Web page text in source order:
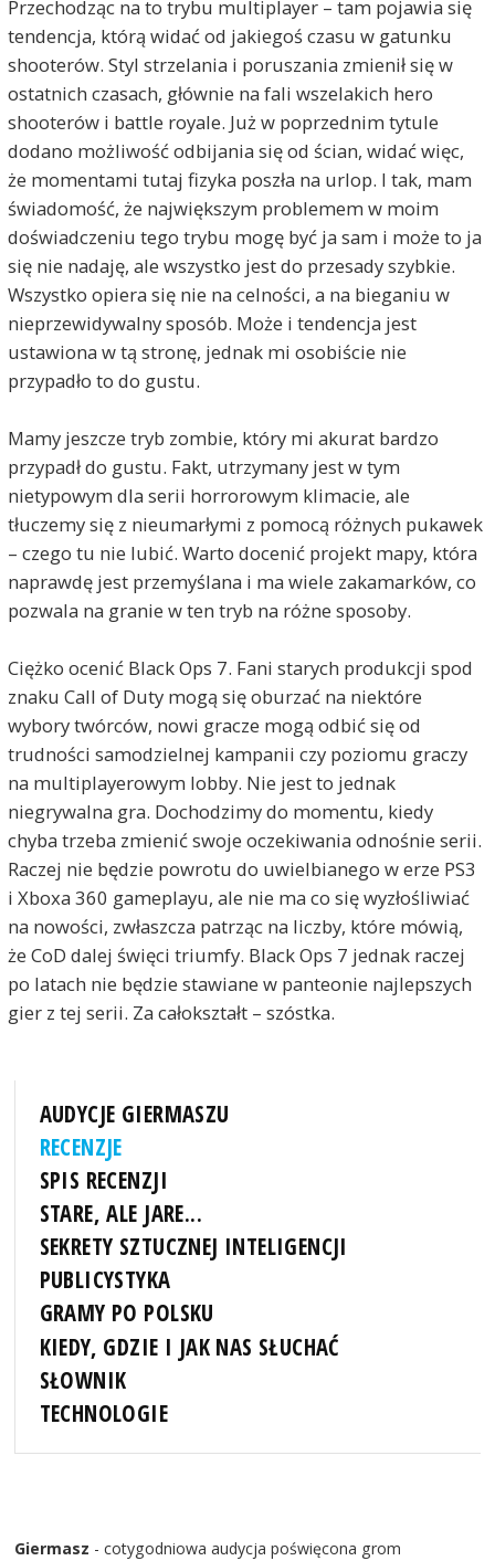
Przechodząc na to trybu multiplayer – tam pojawia się
tendencja, którą widać od jakiegoś czasu w gatunku
shooterów. Styl strzelania i poruszania zmienił się w
ostatnich czasach, głównie na fali wszelakich hero
shooterów i battle royale. Już w poprzednim tytule
dodano możliwość odbijania się od ścian, widać więc,
że momentami tutaj fizyka poszła na urlop. I tak, mam
świadomość, że największym problemem w moim
doświadczeniu tego trybu mogę być ja sam i może to ja
się nie nadaję, ale wszystko jest do przesady szybkie.
Wszystko opiera się nie na celności, a na bieganiu w
nieprzewidywalny sposób. Może i tendencja jest
ustawiona w tą stronę, jednak mi osobiście nie
przypadło to do gustu.
Mamy jeszcze tryb zombie, który mi akurat bardzo
przypadł do gustu. Fakt, utrzymany jest w tym
nietypowym dla serii horrorowym klimacie, ale
tłuczemy się z nieumarłymi z pomocą różnych pukawek
– czego tu nie lubić. Warto docenić projekt mapy, która
naprawdę jest przemyślana i ma wiele zakamarków, co
pozwala na granie w ten tryb na różne sposoby.
Ciężko ocenić Black Ops 7. Fani starych produkcji spod
znaku Call of Duty mogą się oburzać na niektóre
wybory twórców, nowi gracze mogą odbić się od
trudności samodzielnej kampanii czy poziomu graczy
na multiplayerowym lobby. Nie jest to jednak
niegrywalna gra. Dochodzimy do momentu, kiedy
chyba trzeba zmienić swoje oczekiwania odnośnie serii.
Raczej nie będzie powrotu do uwielbianego w erze PS3
i Xboxa 360 gameplayu, ale nie ma co się wyzłośliwiać
na nowości, zwłaszcza patrząc na liczby, które mówią,
że CoD dalej święci triumfy. Black Ops 7 jednak raczej
po latach nie będzie stawiane w panteonie najlepszych
gier z tej serii. Za całokształt – szóstka.
AUDYCJE GIERMASZU
RECENZJE
SPIS RECENZJI
STARE, ALE JARE...
SEKRETY SZTUCZNEJ INTELIGENCJI
PUBLICYSTYKA
GRAMY PO POLSKU
KIEDY, GDZIE I JAK NAS SŁUCHAĆ
SŁOWNIK
TECHNOLOGIE
Giermasz - cotygodniowa audycja poświęcona grom